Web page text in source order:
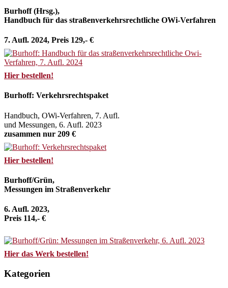
Burhoff (Hrsg.),
Handbuch für das straßenverkehrsrechtliche OWi-Verfahren
7. Aufl. 2024, Preis 129,- €
Hier bestellen!
Burhoff: Verkehrsrechtspaket
Handbuch, OWi-Verfahren, 7. Aufl.
und Messungen, 6. Aufl. 2023
zusammen nur 209 €
Hier bestellen!
Burhoff/Grün,
Messungen im Straßenverkehr
6. Aufl. 2023,
Preis 114,- €
Hier das Werk bestellen!
Kategorien